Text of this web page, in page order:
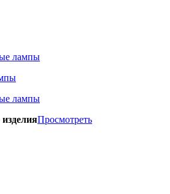
лампы
лампы
Просмотреть